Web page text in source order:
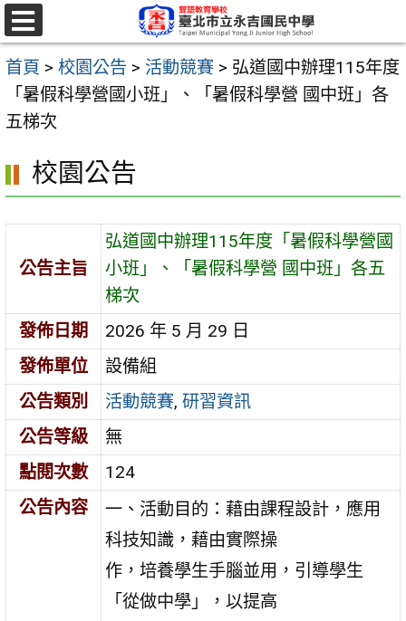
跳
至
主
內
選
單
首頁 > 校園公告 > 活動競賽 > 弘道國中辦理115年度
「暑假科學營國小班」、「暑假科學營 國中班」各
五梯次
校園公告
公告主旨
弘道國中辦理115年度「暑假科學營國
小班」、「暑假科學營 國中班」各五
梯次
發佈日期
2026 年 5 月 29 日
發佈單位
設備組
公告類別
活動競賽,研習資訊
公告等級
無
點閱次數
124
公告內容
一、活動目的：藉由課程設計，應用
科技知識，藉由實際操
作，培養學生手腦並用，引導學生
「從做中學」，以提高